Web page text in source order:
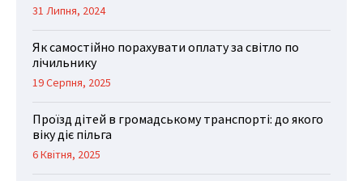
31 Липня, 2024
Як самостійно порахувати оплату за світло по
лічильнику
19 Серпня, 2025
Проїзд дітей в громадському транспорті: до якого
віку діє пільга
6 Квітня, 2025